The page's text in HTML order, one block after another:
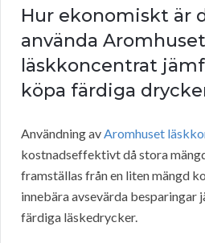
Hur ekonomiskt är
använda Aromhuset
läskkoncentrat
köpa färdiga
Användning avAromhuset
kostnadseffektivt då stora
framställas från en liten mängd
innebära avsevärda
färdiga läskedrycker.